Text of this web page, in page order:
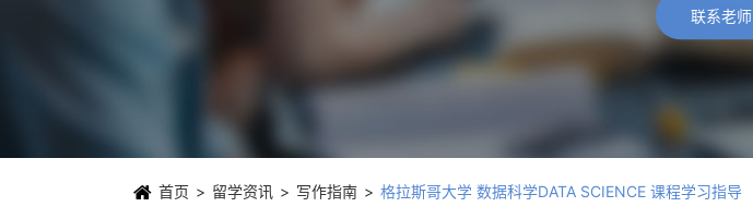
联系老师
首页 留学资讯 写作指南 格拉斯哥大学 数据科学DATA SCIENCE 课程学习指导